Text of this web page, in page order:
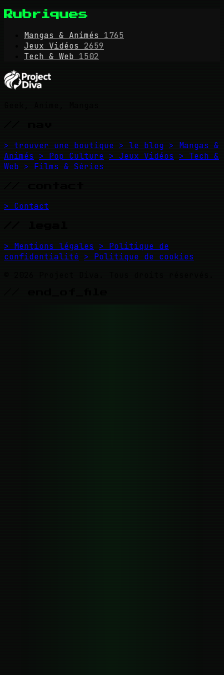
Rubriques
Mangas & Animés
1765
Jeux Vidéos
2659
Tech & Web 1502
> trouver une boutique > le blog > Mangas &
Animés
> Pop Culture > Jeux Vidéos
> Tech &
Web > Films & Séries
> Contact
> Mentions légales
> Politique de
confidentialité > Politique de cookies